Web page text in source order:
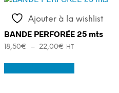
Ajouter à la wishlist
BANDE PERFORÉE 25 mts
18,50€ – 22,00€ Plage
prix :
18,50€
HT